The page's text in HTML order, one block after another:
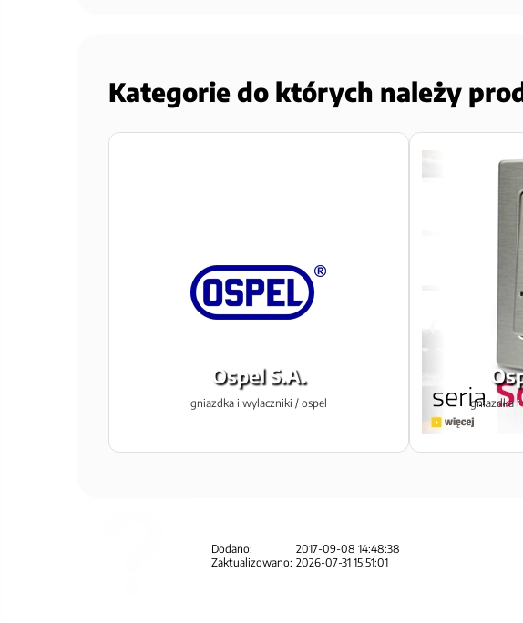
Kategorie do których należy
Ospel S.A.
gniazdka i wylaczniki / ospel gniazdka
Dodano:
2017-09-08 14:48:38
Zaktualizowano: 2026-07-31 15:51:01